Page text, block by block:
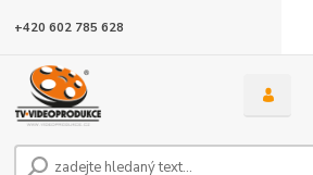
+420 602 785 628